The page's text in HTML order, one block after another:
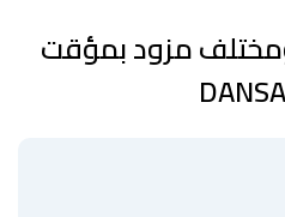
أنيق ومختلف مزود بمؤقت